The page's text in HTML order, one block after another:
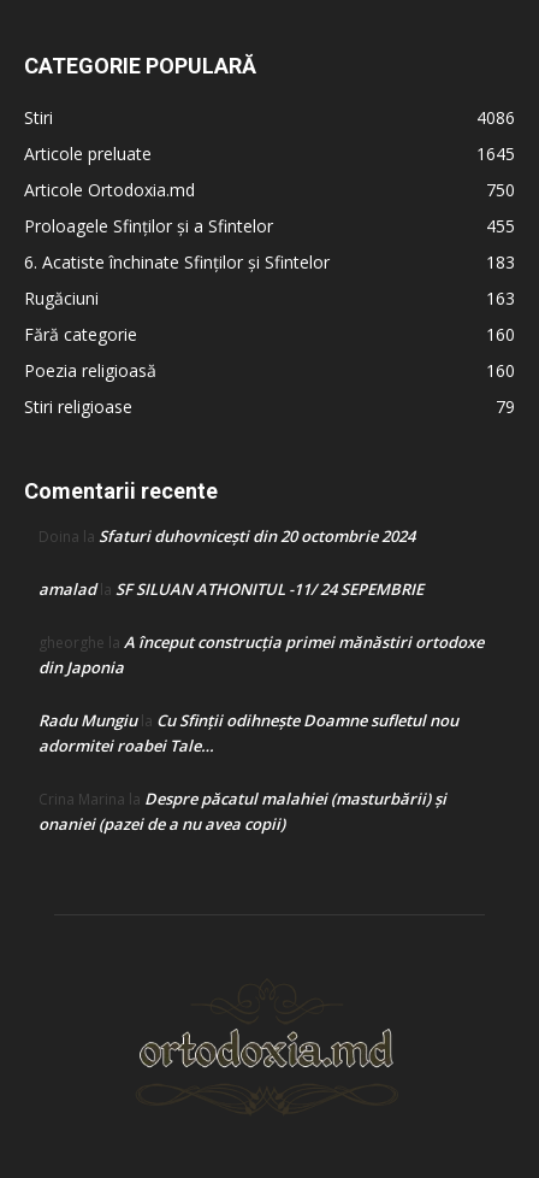
CATEGORIE POPULARĂ
Stiri
4086
Articole preluate
1645
Articole Ortodoxia.md
750
Proloagele Sfinților și a Sfintelor
455
6. Acatiste închinate Sfinților și Sfintelor
183
Rugăciuni
163
Fără categorie
160
Poezia religioasă
160
Stiri religioase
79
Comentarii recente
Doina la Sfaturi duhovnicești din 20 octombrie 2024
amaladla SF SILUAN ATHONITUL -11/ 24 SEPEMBRIE
gheorghe la A început construcţia primei mănăstiri ortodoxe
din Japonia
Radu Mungiula Cu Sfinții odihnește Doamne sufletul nou
adormitei roabei Tale…
Crina Marina la Despre păcatul malahiei (masturbării) şi
onaniei (pazei de a nu avea copii)